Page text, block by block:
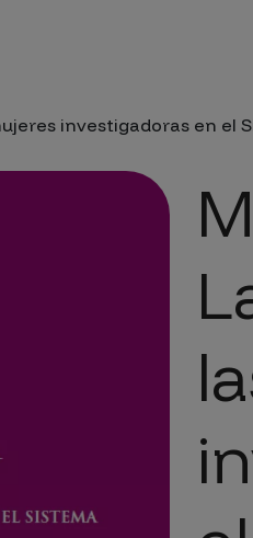
navegación
investigadoras en el